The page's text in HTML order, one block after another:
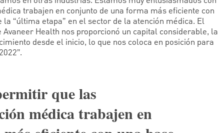
trabajen en conjunto de una forma más eficiente con
“última etapa” en el sector de la atención médica. El
Health nos proporcionó un capital considerable, la
desde el inicio, lo que nos coloca en posición para
que las
médica trabajen en